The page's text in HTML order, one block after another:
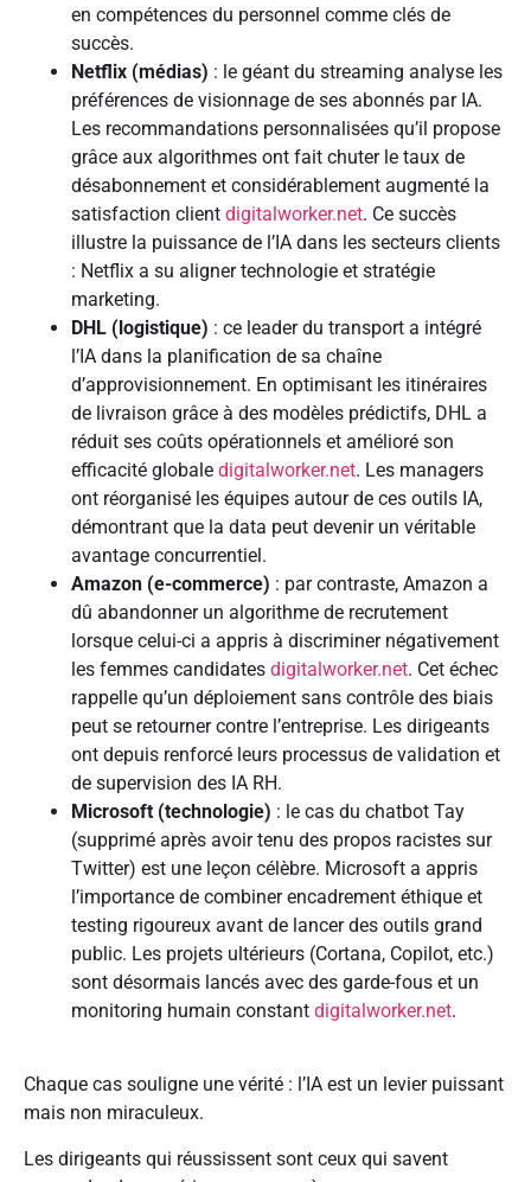
en compétences du personnel comme clés de
succès.
Netflix (médias) : le géant du streaming analyse les
préférences de visionnage de ses abonnés par IA.
Les recommandations personnalisées qu’il propose
grâce aux algorithmes ont fait chuter le taux de
désabonnement et considérablement augmenté la
satisfaction client digitalworker.net. Ce succès
illustre la puissance de l’IA dans les secteurs clients
: Netflix a su aligner technologie et stratégie
marketing.
DHL (logistique) : ce leader du transport a intégré
l’IA dans la planification de sa chaîne
d’approvisionnement. En optimisant les itinéraires
de livraison grâce à des modèles prédictifs, DHL a
réduit ses coûts opérationnels et amélioré son
efficacité globale digitalworker.net. Les managers
ont réorganisé les équipes autour de ces outils IA,
démontrant que la data peut devenir un véritable
avantage concurrentiel.
Amazon (e-commerce) : par contraste, Amazon a
dû abandonner un algorithme de recrutement
lorsque celui-ci a appris à discriminer négativement
les femmes candidates digitalworker.net. Cet échec
rappelle qu’un déploiement sans contrôle des biais
peut se retourner contre l’entreprise. Les dirigeants
ont depuis renforcé leurs processus de validation et
de supervision des IA RH.
Microsoft (technologie) : le cas du chatbot Tay
(supprimé après avoir tenu des propos racistes sur
Twitter) est une leçon célèbre. Microsoft a appris
l’importance de combiner encadrement éthique et
testing rigoureux avant de lancer des outils grand
public. Les projets ultérieurs (Cortana, Copilot, etc.)
sont désormais lancés avec des garde-fous et un
monitoring humain constant digitalworker.net.
Chaque cas souligne une vérité : l’IA est un levier puissant
mais non miraculeux.
Les dirigeants qui réussissent sont ceux qui savent